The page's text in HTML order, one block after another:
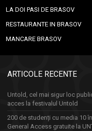
LA DOI PASI DE BRASOV
RESTAURANTE IN BRASOV
MANCARE BRASOV
ARTICOLE RECENTE
Untold, cel mai sigur loc
acces la festivalul Untold
200 de studenți cu media 10
General Access gratuite la